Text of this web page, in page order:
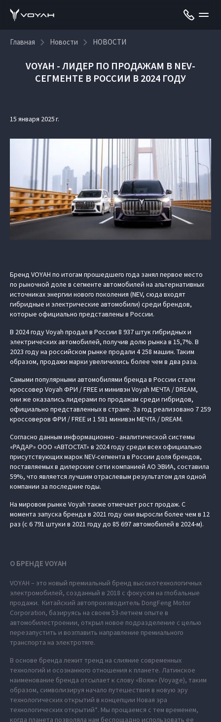
Главная Новости НОВОСТИ
VOYAH - ЛИДЕР ПО ПРОДАЖАМ В NEV-
СЕГМЕНТЕ В РОССИИ В 2024 ГОДУ
15 января 2025 г.
Бренд VOYAH по итогам прошедшего года занял первое место
по рыночной доле в сегменте автомобилей на альтернативных
источниках энергии нового поколения (NEV, сюда входят
гибридные и электрические автомобили) среди брендов,
которые официально представлены в России.
В 2024 году Voyah продал в России 8 937 штук гибридных и
электрических автомобилей, получив долю рынка в 15,7%. В
2023 году на российском рынке продали 4 258 машин. Таким
образом, продажи марки увеличились более чем в два раза.
Самыми популярными автомобилями бренда в России стали
кроссовер Voyah ФРИ / FREE и минивэн Voyah МЕЧТА / DREAM,
они же оказались лидерами по продажам среди гибридов,
официально представленных в стране. За год реализовано 7 259
кроссоверов ФРИ / FREE и 1 581 минивэн МЕЧТА / DREAM.
Согласно данным информационно - аналитической системы
«РАДАР» ООО «АВТОСТАТ» в 2024 году среди всех официально
присутствующих марок NEV-сегмента в России доля брендов,
поставляемых в дилерские сети компанией АО ЭВИА, составила
59%, что является лучшим отраслевым результатом для одной
компании за последние годы.
На мировом рынке Voyah также отмечает рост продаж. С
момента запуска бренда в 2021 году они выросли более чем в 12
раз (с 6 791 штуки в 2021 году до 85 697 автомобилей в 2024-м).
О БРЕНДЕ VOYAH
VOYAH – это новый премиальный бренд высокотехнологичных
электромобилей, созданный в 2018 с фокусом на глобальные
продажи. Китайский автопроизводитель DongFeng Motor
Corporation, базируясь на своем 53-летнем опыте в
автомобилестроении, открыл новое подразделение с целью
перезапустить и возглавить направление премиального
транспорта на электротяге.
В основе бренда лежит тренд на слияние современных
технологий и осознанного отношения к планете. Латинское
наименование бренда отсылает к слову «Вояж» (Voyage), таким
образом, символизируя начало путешествия в новую эру
технологических открытий в концепции Новая эра
технологических открытий*. Мы прощаемся с тем временем,
когда планета позволяла нам беспощадно использовать ее